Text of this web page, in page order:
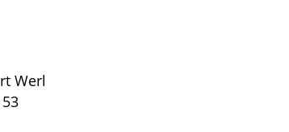
Werl